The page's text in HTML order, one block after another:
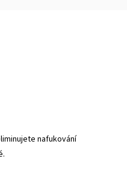
nafukování